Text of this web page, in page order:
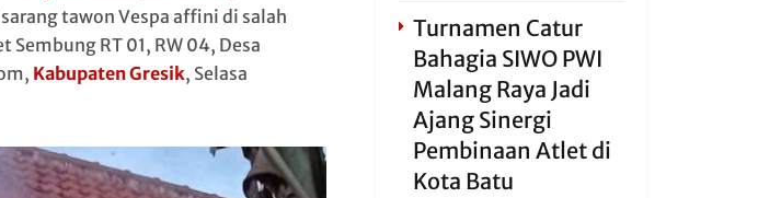
tawon Vespa affini di salah
RT 01, RW 04, Desa
Kabupaten Gresik, Selasa
Turnamen Catur
Bahagia SIWO PWI
Malang Raya Jadi
Ajang Sinergi
Pembinaan Atlet di
Kota Batu